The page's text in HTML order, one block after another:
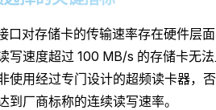
口对存储卡的传输速率存在硬件层
写速度超过 100 MB/s 的存储卡无
使用经过专门设计的超频读卡器，
到厂商标称的连续读写速率。